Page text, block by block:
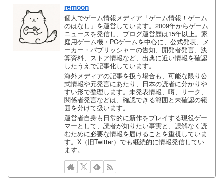
remoon
個人でゲーム情報メディア「ゲーム情報！ゲーム
のはなし」を運営しています。2009年からゲーム
ニュースを発信し、ブログ運営歴は15年以上。家
庭用ゲーム機・PCゲームを中心に、公式発表、メ
ーカー・パブリッシャーの告知、開発者発言、決
算資料、ストア情報など、出典に近い情報を確認
したうえで記事化しています。
海外メディアの記事を扱う場合も、可能な限り公
式情報や元発言にあたり、日本の読者に分かりや
すい形で整理します。未発表情報、噂、リーク、
関係者発言などは、確認できる範囲と未確認の範
囲を分けて扱います。
運営者自身も日常的に新作をプレイする現役ゲー
マーとして、読者が知りたい事実と、誤解なく読
むために必要な情報を届けることを重視していま
す。X（旧Twitter）でも継続的に情報発信してい
ます。